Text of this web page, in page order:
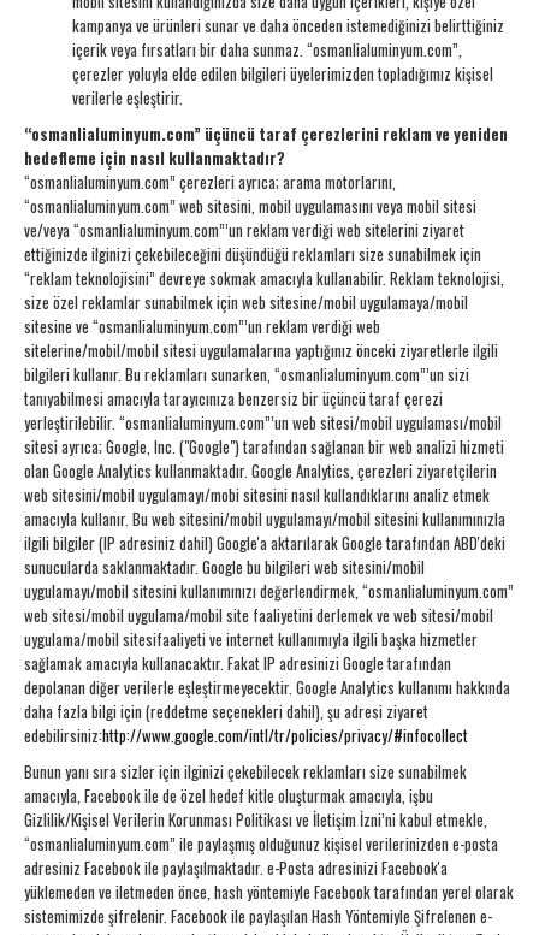
kampanya ve ürünleri sunar ve daha önceden istemediğinizi belirttiğiniz
içerik veya fırsatları bir daha sunmaz. “osmanlialuminyum.com”,
çerezler yoluyla elde edilen bilgileri üyelerimizden topladığımız kişisel
verilerle eşleştirir.
“osmanlialuminyum.com” üçüncü taraf çerezlerini reklam ve yeniden
hedefleme için nasıl kullanmaktadır?
“osmanlialuminyum.com” çerezleri ayrıca; arama motorlarını,
“osmanlialuminyum.com” web sitesini, mobil uygulamasını veya mobil sitesi
ve/veya “osmanlialuminyum.com”’un reklam verdiği web sitelerini ziyaret
ettiğinizde ilginizi çekebileceğini düşündüğü reklamları size sunabilmek için
“reklam teknolojisini” devreye sokmak amacıyla kullanabilir. Reklam teknolojisi,
size özel reklamlar sunabilmek için web sitesine/mobil uygulamaya/mobil
sitesine ve “osmanlialuminyum.com”’un reklam verdiği web
sitelerine/mobil/mobil sitesi uygulamalarına yaptığınız önceki ziyaretlerle ilgili
bilgileri kullanır. Bu reklamları sunarken, “osmanlialuminyum.com”’un sizi
tanıyabilmesi amacıyla tarayıcınıza benzersiz bir üçüncü taraf çerezi
yerleştirilebilir. “osmanlialuminyum.com”’un web sitesi/mobil uygulaması/mobil
sitesi ayrıca; Google, Inc. ("Google") tarafından sağlanan bir web analizi hizmeti
olan Google Analytics kullanmaktadır. Google Analytics, çerezleri ziyaretçilerin
web sitesini/mobil uygulamayı/mobi sitesini nasıl kullandıklarını analiz etmek
amacıyla kullanır. Bu web sitesini/mobil uygulamayı/mobil sitesini kullanımınızla
ilgili bilgiler (IP adresiniz dahil) Google'a aktarılarak Google tarafından ABD'deki
sunucularda saklanmaktadır. Google bu bilgileri web sitesini/mobil
uygulamayı/mobil sitesini kullanımınızı değerlendirmek, “osmanlialuminyum.com”
web sitesi/mobil uygulama/mobil site faaliyetini derlemek ve web sitesi/mobil
uygulama/mobil sitesifaaliyeti ve internet kullanımıyla ilgili başka hizmetler
sağlamak amacıyla kullanacaktır. Fakat IP adresinizi Google tarafından
depolanan diğer verilerle eşleştirmeyecektir. Google Analytics kullanımı hakkında
daha fazla bilgi için (reddetme seçenekleri dahil), şu adresi ziyaret
edebilirsiniz:http://www.google.com/intl/tr/policies/privacy/#infocollect
Bunun yanı sıra sizler için ilginizi çekebilecek reklamları size sunabilmek
amacıyla, Facebook ile de özel hedef kitle oluşturmak amacıyla, işbu
Gizlilik/Kişisel Verilerin Korunması Politikası ve İletişim İzni’ni kabul etmekle,
“osmanlialuminyum.com” ile paylaşmış olduğunuz kişisel verilerinizden e-posta
adresiniz Facebook ile paylaşılmaktadır. e-Posta adresinizi Facebook'a
yüklemeden ve iletmeden önce, hash yöntemiyle Facebook tarafından yerel olarak
sistemimizde şifrelenir. Facebook ile paylaşılan Hash Yöntemiyle Şifrelenen e-